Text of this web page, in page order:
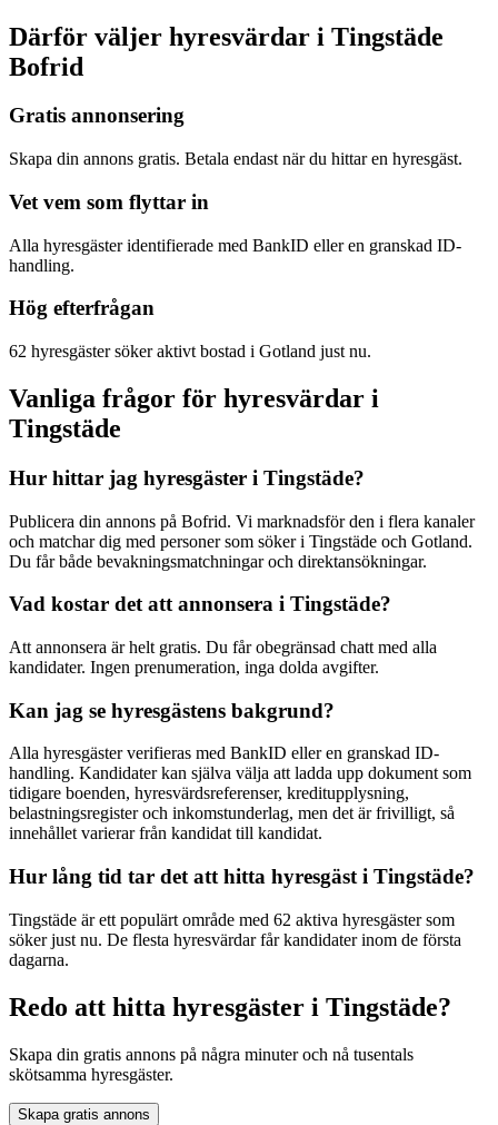
Därför väljer hyresvärdar i Tingstäde
Bofrid
Gratis annonsering
Skapa din annons gratis. Betala endast när du hittar en hyresgäst.
Vet vem som flyttar in
Alla hyresgäster identifierade med BankID eller en granskad ID-
handling.
Hög efterfrågan
62 hyresgäster söker aktivt bostad i Gotland just nu.
Vanliga frågor för hyresvärdar i
Tingstäde
Hur hittar jag hyresgäster i Tingstäde?
Publicera din annons på Bofrid. Vi marknadsför den i flera kanaler
och matchar dig med personer som söker i Tingstäde och Gotland.
Du får både bevakningsmatchningar och direktansökningar.
Vad kostar det att annonsera i Tingstäde?
Att annonsera är helt gratis. Du får obegränsad chatt med alla
kandidater. Ingen prenumeration, inga dolda avgifter.
Kan jag se hyresgästens bakgrund?
Alla hyresgäster verifieras med BankID eller en granskad ID-
handling. Kandidater kan själva välja att ladda upp dokument som
tidigare boenden, hyresvärdsreferenser, kreditupplysning,
belastningsregister och inkomstunderlag, men det är frivilligt, så
innehållet varierar från kandidat till kandidat.
Hur lång tid tar det att hitta hyresgäst i Tingstäde?
Tingstäde är ett populärt område med 62 aktiva hyresgäster som
söker just nu. De flesta hyresvärdar får kandidater inom de första
dagarna.
Redo att hitta hyresgäster i Tingstäde?
Skapa din gratis annons på några minuter och nå tusentals
skötsamma hyresgäster.
Skapa gratis annons